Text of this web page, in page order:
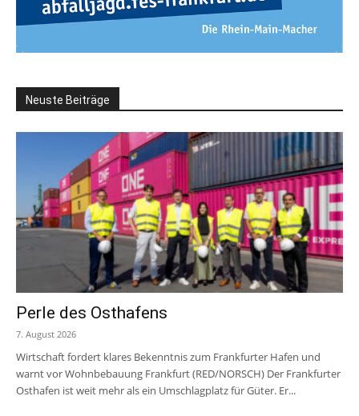
Neuste Beiträge
Perle des Osthafens
7. August 2026
Wirtschaft fordert klares Bekenntnis zum Frankfurter Hafen und
warnt vor Wohnbebauung Frankfurt (RED/NORSCH) Der Frankfurter
Osthafen ist weit mehr als ein Umschlagplatz für Güter. Er...